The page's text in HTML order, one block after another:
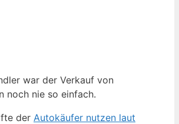
war der Verkauf von
noch nie so einfach.
der Autokäufer nutzen laut